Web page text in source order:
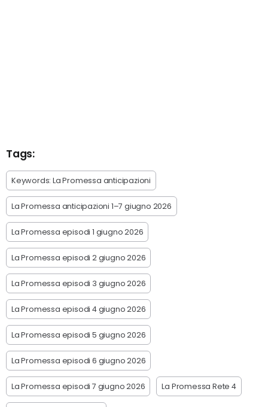
Tags:
Keywords: La Promessa anticipazioni
La Promessa anticipazioni 1–7 giugno 2026
La Promessa episodi 1 giugno 2026
La Promessa episodi 2 giugno 2026
La Promessa episodi 3 giugno 2026
La Promessa episodi 4 giugno 2026
La Promessa episodi 5 giugno 2026
La Promessa episodi 6 giugno 2026
La Promessa episodi 7 giugno 2026 La Promessa Rete 4